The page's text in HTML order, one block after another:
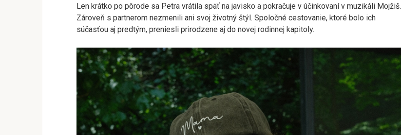
Len krátko po pôrode sa Petra vrátila späť na javisko a pokračuje v účinkovaní v muzikáli Mojžiš.
Zároveň s partnerom nezmenili ani svoj životný štýl. Spoločné cestovanie, ktoré bolo ich
súčasťou aj predtým, preniesli prirodzene aj do novej rodinnej kapitoly.